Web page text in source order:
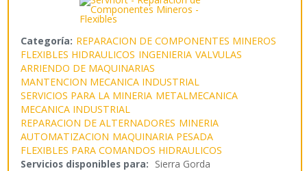
Categoría: REPARACION DE COMPONENTES MINEROS
FLEXIBLES HIDRAULICOS INGENIERIA VALVULAS
ARRIENDO DE MAQUINARIAS
MANTENCION MECANICA INDUSTRIAL
SERVICIOS PARA LA MINERIA METALMECANICA
MECANICA INDUSTRIAL
REPARACION DE ALTERNADORES MINERIA
AUTOMATIZACION MAQUINARIA PESADA
FLEXIBLES PARA COMANDOS HIDRAULICOS
Servicios disponibles para: Sierra Gorda